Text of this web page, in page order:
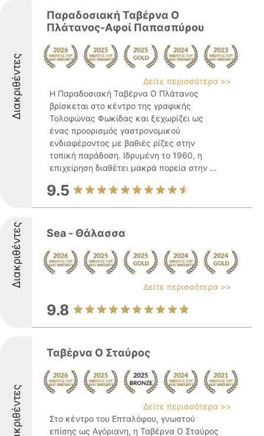
Διακριθέντες
Παραδοσιακή Ταβέρνα Ο
Πλάτανος-Αφοί Παπασπύρου
Δείτε περισσότερα >>
Η Παραδοσιακή Ταβέρνα Ο Πλάτανος
βρίσκεται στο κέντρο της γραφικής
Τολοφώνας Φωκίδας και ξεχωρίζει ως
ένας προορισμός γαστρονομικού
ενδιαφέροντος με βαθιές ρίζες στην
τοπική παράδοση. Ιδρυμένη το 1960, η
επιχείρηση διαθέτει μακρά πορεία στην ...
9.5
Διακριθέντες Sea - Θάλασσα
Δείτε περισσότερα >>
9.8
Διακριθέντες
Ταβέρνα Ο Σταύρος
Δείτε περισσότερα >>
Στο κέντρο του Επταλόφου, γνωστού
επίσης ως Αγόριανη, η Ταβέρνα Ο Σταύρος